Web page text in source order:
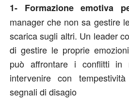
1- Formazione emotiva
manager che non sa gestire
scarica sugli altri. Un leader
di gestire le proprie
può affrontare i conflitti in
intervenire con
segnali di disagio